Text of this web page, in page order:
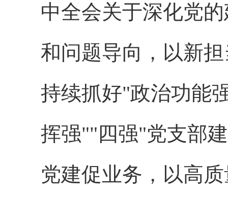
中全会关于深化党
和问题导向，以新
持续抓好"政治功能
挥强""四强"党支部
党建促业务，以高